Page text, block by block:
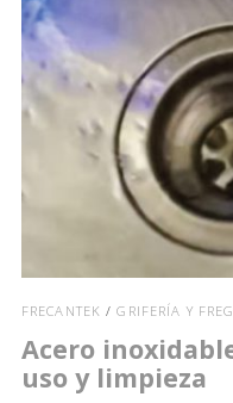
FRECANTEK /GRIFERÍA Y
Acero
uso y limpieza